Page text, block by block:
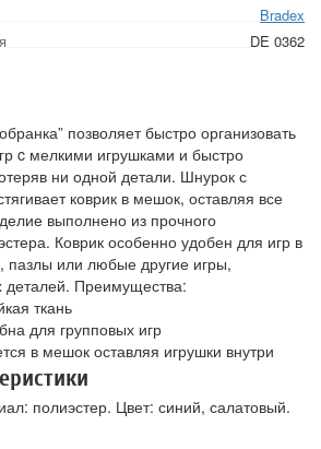
Bradex
DE 0362
позволяет быстро организовать
c мелкими игрушками и быстро
ни одной детали. Шнурок с
коврик в мешок, оставляя все
выполнено из прочного
Коврик особенно удобен для игр в
пазлы или любые другие игры,
деталей. Преимущества:
ткань
для групповых игр
в мешок оставляя игрушки внутри
полиэстер. Цвет: синий, салатовый.